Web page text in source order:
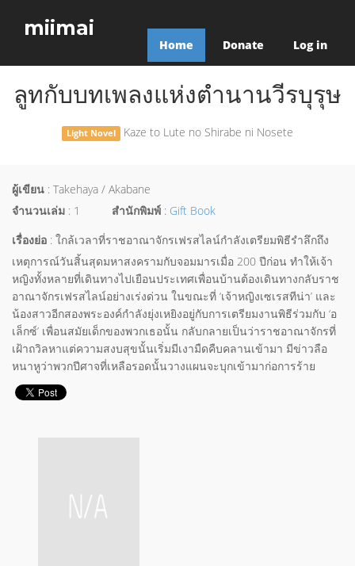
miimai
Home Donate Log in
ลูทกับบทเพลงแห่งตำนานวีรบุรุษ
Light Novel Kaze to Lute no Shirabe ni Nosete
ผู้เขียน : Takehaya / Akabane
จำนวนเล่ม : 1 สำนักพิมพ์ : Gift Book
เรื่องย่อ : ใกล้เวลาที่ราชอาณาจักรเฟรสไลน์กำลังเตรียมพิธีรำลึกถึง
เหตุการณ์วันสิ้นสุดมหาสงครามกับจอมมารเมื่อ 200 ปีก่อน ทำให้เจ้า
หญิงทั้งหลายที่เดินทางไปเยือนประเทศเพื่อนบ้านต้องเดินทางกลับราช
อาณาจักรเฟรสไลน์อย่างเร่งด่วน ในขณะที่ ‘เจ้าหญิงเซเรสทีน่า’ และ
น้องสาวอีกสองพระองค์กำลังยุ่งเหยิงอยู่กับการเตรียมงานพิธีร่วมกับ ‘อ
เล็กซ์’ เพื่อนสมัยเด็กของพวกเธอนั้น กลับกลายเป็นว่าราชอาณาจักรที่
เฝ้าถวิลหาแต่ความสงบสุขนั้นเริ่มมีเงามืดคืบคลานเข้ามา มีข่าวลือ
หนาหูว่าพวกปีศาจที่เหลือรอดนั้นวางแผนจะบุกเข้ามาก่อการร้าย